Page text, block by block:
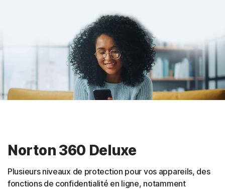
Norton 360 Deluxe
Plusieurs niveaux de protection pour vos appareils, des
fonctions de confidentialité en ligne, notamment